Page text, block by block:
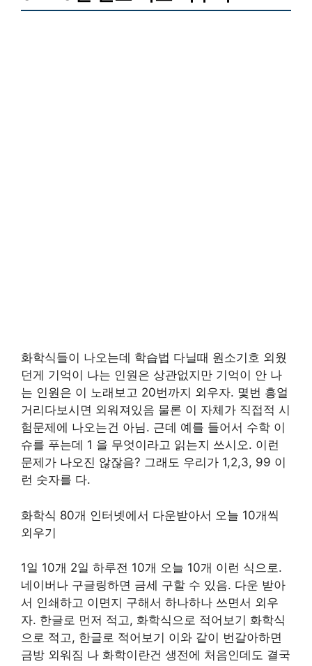
화학식들이 나오는데 학습법 다닐때 원소기호 외웠
던게 기억이 나는 인원은 상관없지만 기억이 안 나
는 인원은 이 노래보고 20번까지 외우자. 몇번 흥얼
거리다보시면 외워져있음 물론 이 자체가 직접적 시
험문제에 나오는건 아님. 근데 예를 들어서 수학 이
슈를 푸는데 1 을 무엇이라고 읽는지 쓰시오. 이런
문제가 나오진 않잖음? 그래도 우리가 1,2,3, 99 이
런 숫자를 다.
화학식 80개 인터넷에서 다운받아서 오늘 10개씩
외우기
1일 10개 2일 하루전 10개 오늘 10개 이런 식으로.
네이버나 구글링하면 금세 구할 수 있음. 다운 받아
서 인쇄하고 이면지 구해서 하나하나 쓰면서 외우
자. 한글로 먼저 적고, 화학식으로 적어보기 화학식
으로 적고, 한글로 적어보기 이와 같이 번갈아하면
금방 외워짐 나 화학이란건 생전에 처음인데도 결국